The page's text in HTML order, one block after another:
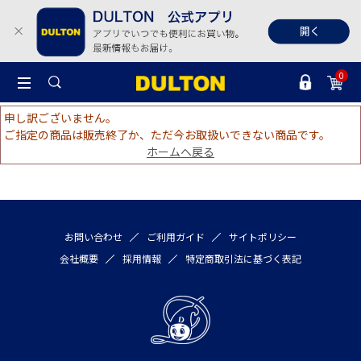
0
申し訳ございません。
ご指定の商品は販売終了か、ただ今お取扱いできない商品です。
ホームへ戻る
お問い合わせ ご利用ガイド
サイトポリシー
会社概要
採用情報 特定商取引法に基づく表記